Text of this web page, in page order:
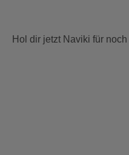
Hol dir jetzt Naviki für